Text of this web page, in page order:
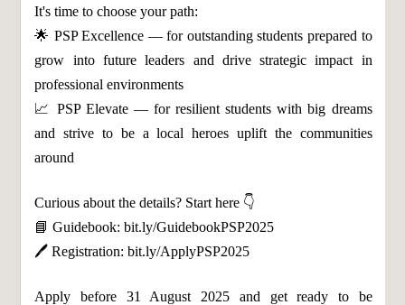
It's time to choose your path:
🌟 PSP Excellence — for outstanding students prepared to
grow into future leaders and drive strategic impact in
professional environments
📈 PSP Elevate — for resilient students with big dreams
and strive to be a local heroes uplift the communities
around
Curious about the details? Start here 👇
📘 Guidebook: bit.ly/GuidebookPSP2025
🖊 Registration: bit.ly/ApplyPSP2025
Apply before 31 August 2025 and get ready to be